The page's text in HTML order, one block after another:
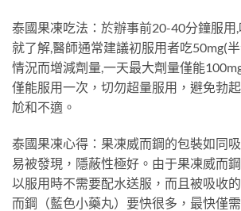
泰國果凍吃法：於辦事前20-40分鐘服用
就了解,醫師通常建議初服用者吃50mg(
情況而增減劑量,一天最大劑量僅能
僅能服用一次，切勿超量服用，避免勃
尬和不適。
泰國果凍心得：果凍威而鋼的包裝如同
易被發現，隱蔽性極好。由于果凍威而
以服用時不需要配水送服，而且被吸收
而鋼（藍色小藥丸）要快很多，最快僅